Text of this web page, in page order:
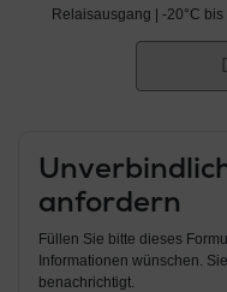
Relaisausgang | -20°C bis
1100hPa
anfordern
Füllen Sie bitte dieses
Informationen wünschen.
benachrichtigt.